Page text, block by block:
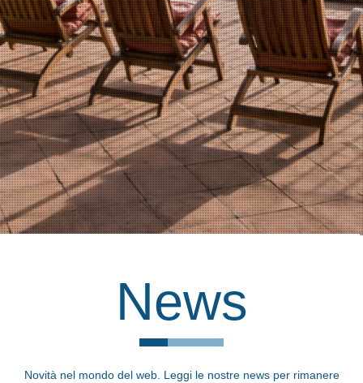
News
Novità nel mondo del web. Leggi le nostre news per rimanere